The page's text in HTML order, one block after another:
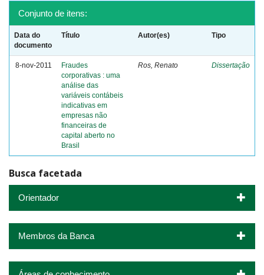
Conjunto de itens:
Data do
documento
Título Autor(es) Tipo
8-nov-2011
Fraudes
corporativas : uma
análise das
variáveis contábeis
indicativas em
empresas não
financeiras de
capital aberto no
Brasil
Ros, Renato Dissertação
Busca facetada
Orientador
Membros da Banca